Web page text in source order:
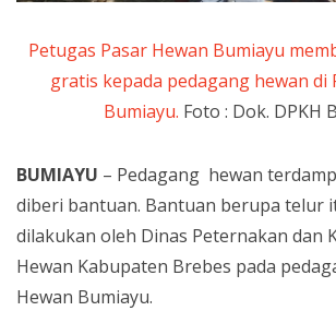
Petugas Pasar Hewan Bumiayu
gratis kepada pedagang hewan di
Bumiayu. Foto : Dok. DPKH
BUMIAYU – Pedagang hewan
diberi bantuan. Bantuan berupa telur
dilakukan oleh Dinas Peternakan dan
Hewan Kabupaten Brebes pada
Hewan Bumiayu.